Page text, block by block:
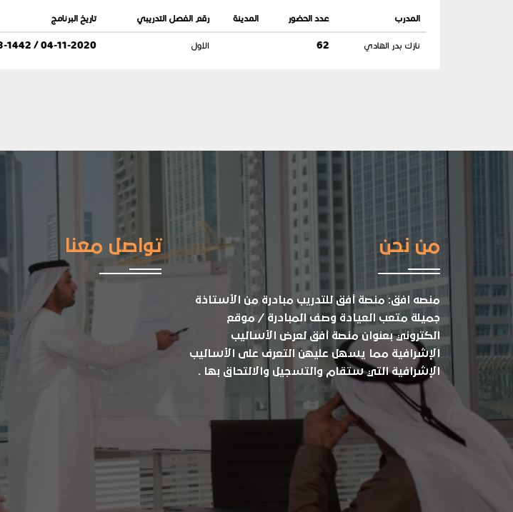
المدرب عدد الحضور المدينة رقم الفصل التدريبي تاريخ البرنامج
نازك بدر الهادي 62 الاول 04-11-2020 / 18-03-1442
من نحن
منصه افق: منصة أفق للتدريب مبادرة من الأستاذة
جميلة متعب العيادة وصف المبادرة / موقع
الكتروني بعنوان منصة أفق لعرض الأساليب
الإشرافية مما يسهل عليهن التعرف على الأساليب
الإشرافية التي ستقام والتسجيل والالتحاق بها .
تواصل معنا